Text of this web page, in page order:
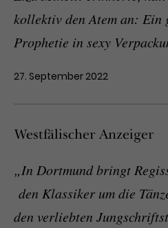
kollektiv den Atem an: Ein
Prophetie in sexy
27. September 2022
Westfälischer Anzeiger
„In Dortmund bringt
den Klassiker um die
den verliebten